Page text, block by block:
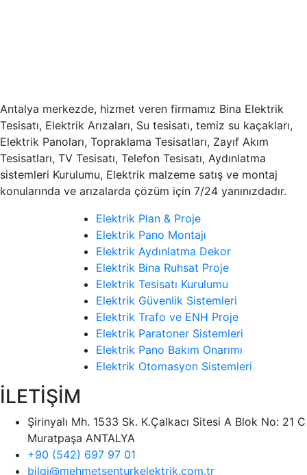
Antalya merkezde, hizmet veren firmamız Bina Elektrik
Tesisatı, Elektrik Arızaları, Su tesisatı, temiz su kaçakları,
Elektrik Panoları, Topraklama Tesisatları, Zayıf Akım
Tesisatları, TV Tesisatı, Telefon Tesisatı, Aydınlatma
sistemleri Kurulumu, Elektrik malzeme satış ve montaj
konularında ve arızalarda çözüm için 7/24 yanınızdadır.
Elektrik Plan & Proje
Elektrik Pano Montajı
Elektrik Aydınlatma Dekor
Elektrik Bina Ruhsat Proje
Elektrik Tesisatı Kurulumu
Elektrik Güvenlik Sistemleri
Elektrik Trafo ve ENH Proje
Elektrik Paratoner Sistemleri
Elektrik Pano Bakım Onarımı
Elektrik Otomasyon Sistemleri
İLETİŞİM
Şirinyalı Mh. 1533 Sk. K.Çalkacı Sitesi A Blok No: 21 C
Muratpaşa ANTALYA
+90 (542) 697 97 01
bilgi@mehmetsenturkelektrik.com.tr